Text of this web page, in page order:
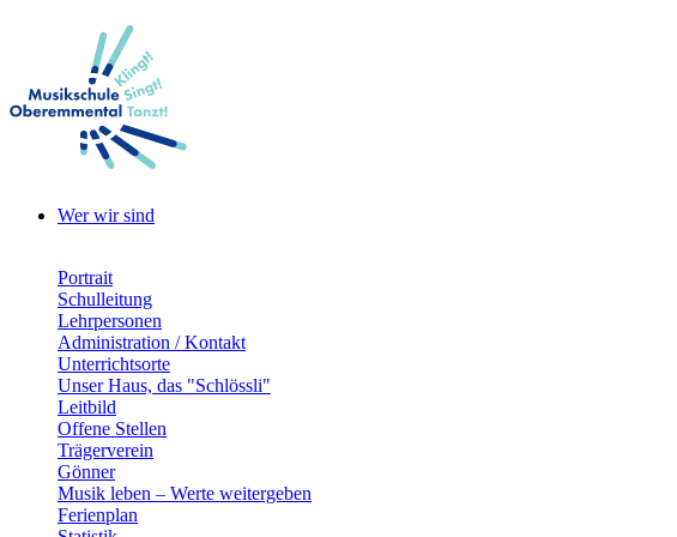
Wer wir sind
Portrait
Schulleitung
Lehrpersonen
Administration / Kontakt
Unterrichtsorte
Unser Haus, das "Schlössli"
Leitbild
Offene Stellen
Trägerverein
Gönner
Musik leben – Werte weitergeben
Ferienplan